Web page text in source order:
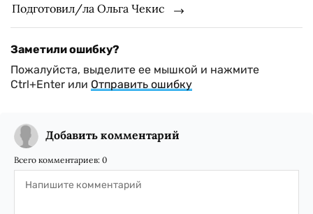
Подготовил/ла Ольга Чекис
Заметили ошибку?
Пожалуйста, выделите ее мышкой и нажмите
Ctrl+Enter или Отправить ошибку
Добавить комментарий
Всего комментариев: 0